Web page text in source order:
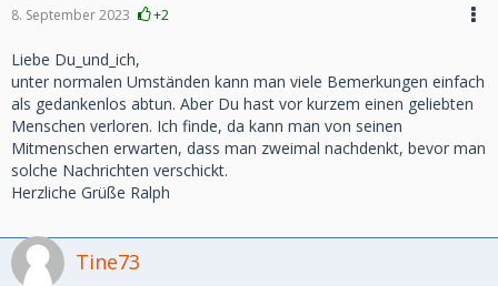
8. September 2023 +2
Liebe Du_und_ich,
unter normalen Umständen kann man viele Bemerkungen einfach
als gedankenlos abtun. Aber Du hast vor kurzem einen geliebten
Menschen verloren. Ich finde, da kann man von seinen
Mitmenschen erwarten, dass man zweimal nachdenkt, bevor man
solche Nachrichten verschickt.
Herzliche Grüße Ralph
Tine73